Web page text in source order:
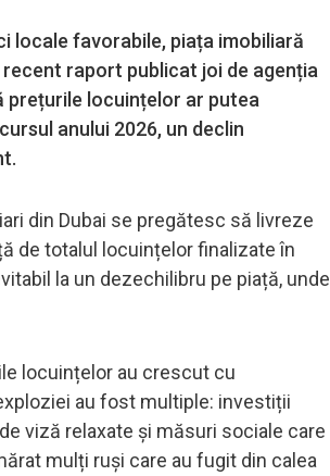
locale favorabile, piața imobiliară
raport publicat joi de agenția
prețurile locuințelor ar putea
anului 2026, un declin
din Dubai se pregătesc să livreze
de totalul locuințelor finalizate în
la un dezechilibru pe piață, unde
locuințelor au crescut cu
au fost multiple: investiții
viză relaxate și măsuri sociale care
mulți ruși care au fugit din calea